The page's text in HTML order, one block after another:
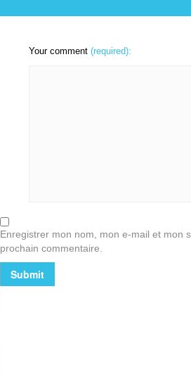
Your comment (required):
Enregistrer mon nom, mon e-mail et mon
prochain commentaire.